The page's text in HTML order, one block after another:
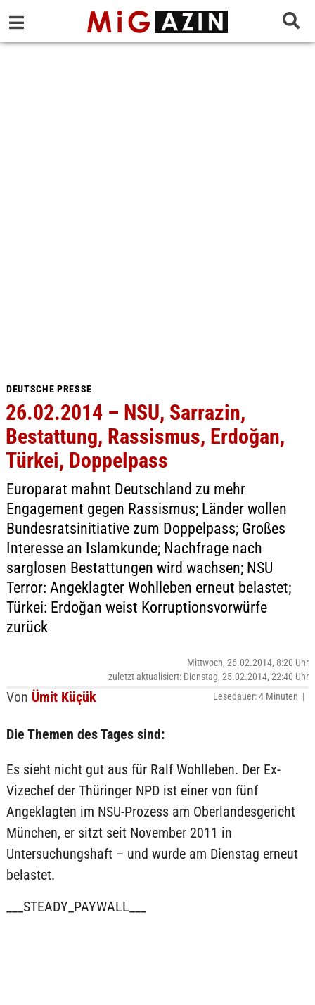
DEUTSCHE PRESSE
26.02.2014 – NSU, Sarrazin,
Bestattung, Rassismus, Erdoğan,
Türkei, Doppelpass
Europarat mahnt Deutschland zu mehr
Engagement gegen Rassismus; Länder wollen
Bundesratsinitiative zum Doppelpass; Großes
Interesse an Islamkunde; Nachfrage nach
sarglosen Bestattungen wird wachsen; NSU
Terror: Angeklagter Wohlleben erneut belastet;
Türkei: Erdoğan weist Korruptionsvorwürfe
zurück
Von Ümit Küçük
Mittwoch, 26.02.2014, 8:20 Uhr
zuletzt aktualisiert: Dienstag, 25.02.2014, 22:40 Uhr
Lesedauer: 4 Minuten |
Die Themen des Tages sind:
Es sieht nicht gut aus für Ralf Wohlleben. Der Ex-
Vizechef der Thüringer NPD ist einer von fünf
Angeklagten im NSU-Prozess am Oberlandesgericht
München, er sitzt seit November 2011 in
Untersuchungshaft – und wurde am Dienstag erneut
belastet.
___STEADY_PAYWALL___